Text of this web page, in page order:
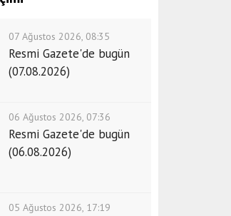
07 Ağustos 2026, 08:35
Resmi Gazete'de bugün
(07.08.2026)
06 Ağustos 2026, 07:36
Resmi Gazete'de bugün
(06.08.2026)
05 Ağustos 2026, 17:19